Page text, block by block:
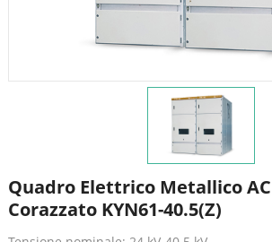
Quadro Elettrico Metallico
Corazzato KYN61-40.5(Z)